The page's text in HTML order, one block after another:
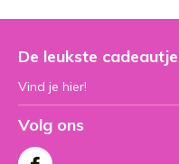
De leukste
Vind je hier!
Volg ons